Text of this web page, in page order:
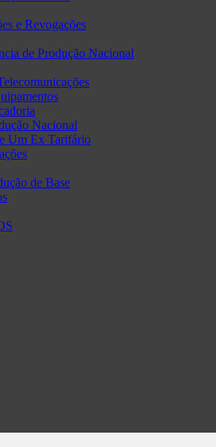
e Revogações
de Produção Nacional
Nacional
Um Ex Tarifário
de Base